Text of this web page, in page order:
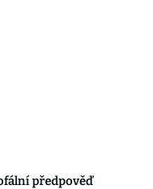
předpověď